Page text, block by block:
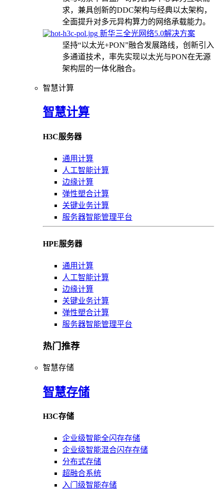
求，兼具创新的DDC架构与经典以太架构，
全面提升对多元异构算力的网络承载能力。
新华三全光网络5.0解决方案
坚持“以太光+PON”融合发展路线，创新引入
多通道技术，率先实现以太光与PON在无源
架构层的一体化融合。
智慧计算
智慧计算
H3C服务器
通用计算
人工智能计算
边缘计算
弹性塑合计算
关键业务计算
服务器智能管理平台
HPE服务器
通用计算
人工智能计算
边缘计算
关键业务计算
弹性塑合计算
服务器智能管理平台
热门推荐
智慧存储
智慧存储
H3C存储
企业级智能全闪存存储
企业级智能混合闪存存储
分布式存储
超融合系统
入门级智能存储